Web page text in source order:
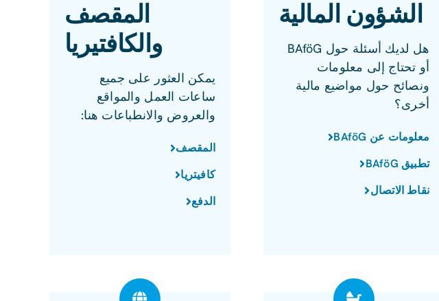
الشؤون المالية
هل لديك أسئلة حول BAföG
أو تحتاج إلى معلومات
ونصائح حول مواضيع مالية
أخرى؟
معلومات عن BAföG
تطبيق BAföG
نقاط الاتصال
المقصف
والكافتيريا
يمكن العثور على جميع
ساعات العمل والمواقع
والعروض والانطباعات هنا:
المقصف
كافيتريا
الدفع